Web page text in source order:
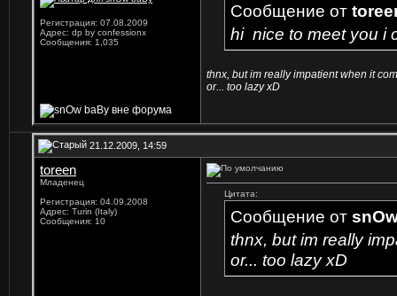
Регистрация: 07.08.2009
Адрес: dp by confessionx
Сообщения: 1,035
Сообщение от
hi nice to meet you i
thnx, but im really impatient when it
or... too lazy xD
21.12.2009, 14:59
toreen
Младенец
Регистрация: 04.09.2008
Адрес: Turin (Italy)
Сообщения: 10
Цитата:
Сообщение от
thnx, but im really
or... too lazy xD